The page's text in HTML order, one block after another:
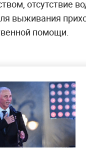
отсутствие
выживания
помощи.